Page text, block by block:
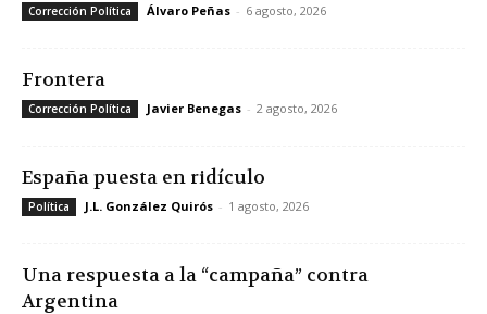
Corrección Política Álvaro Peñas - 6 agosto, 2026
Frontera
Corrección Política Javier Benegas - 2 agosto, 2026
España puesta en ridículo
Política J.L. González Quirós - 1 agosto, 2026
Una respuesta a la “campaña” contra
Argentina